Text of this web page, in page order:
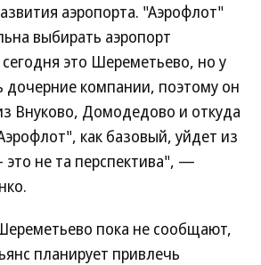
аэропорта. "Аэрофлот"
выбирать аэропорт
это Шереметьево, но у
дочерние компании, поэтому он
Внуково, Домодедово и откуда
как базовый, уйдет из
не та перспектива", —
пока не сообщают,
планирует привлечь